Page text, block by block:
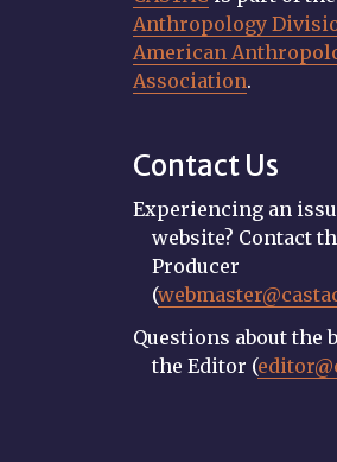
Anthropology
American
Association.
Contact Us
Experiencing an
website? Contact
Producer
(
Questions about the
the Editor (